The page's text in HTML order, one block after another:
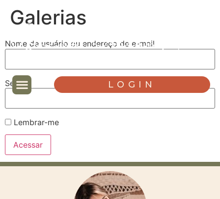
LOGIN
Galerias
Nome de usuário ou endereço de e-mail
Senha
Lembrar-me